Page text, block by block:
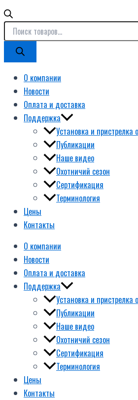
О компании
Новости
Оплата и доставка
Поддержка
Установка и пристрелка
Публикации
Наше видео
Охотничий сезон
Сертификация
Терминология
Цены
Контакты
О компании
Новости
Оплата и доставка
Поддержка
Установка и пристрелка
Публикации
Наше видео
Охотничий сезон
Сертификация
Терминология
Цены
Контакты